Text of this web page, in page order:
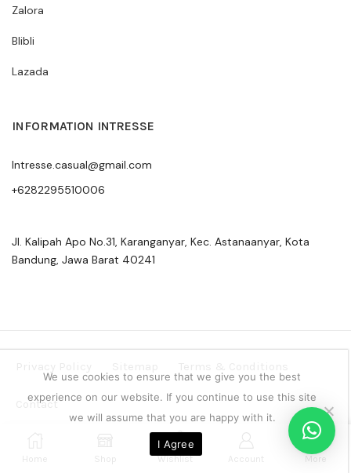
Home Shop
0
Wishlist Account More
Zalora
Blibli
Lazada
INFORMATION INTRESSE
Intresse.casual@gmail.com
+6282295510006
Jl. Kalipah Apo No.31, Karanganyar, Kec. Astanaanyar, Kota
Bandung, Jawa Barat 40241
Contact
Copyright © 2024 Intresse Official Indonesia
We use cookies to ensure that we give you the best
experience on our website. If you continue to use this site
we will assume that you are happy with it.
I Agree